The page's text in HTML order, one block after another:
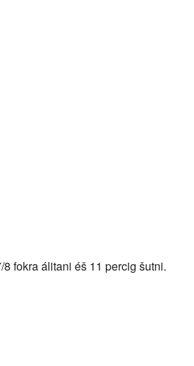
fokra álitani éš 11 percig šutni.